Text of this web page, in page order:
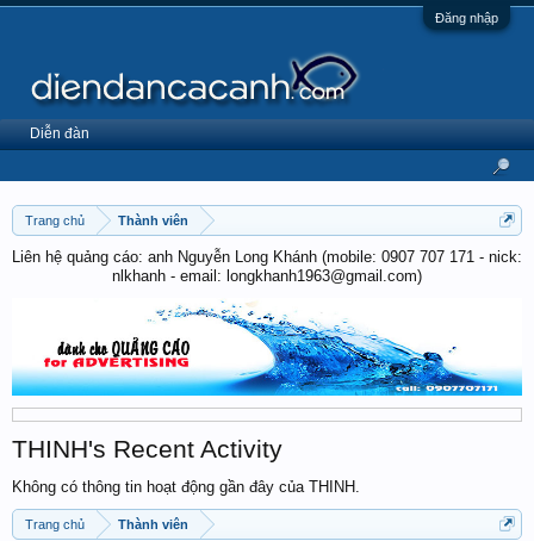
Đăng nhập
Trang chủ Thành viên
Liên hệ quảng cáo: anh Nguyễn Long Khánh (mobile: 0907 707 171 - nick:
nlkhanh - email: longkhanh1963@gmail.com)
THINH's Recent Activity
Không có thông tin hoạt động gần đây của THINH.
Trang chủ Thành viên
Diễn đàn